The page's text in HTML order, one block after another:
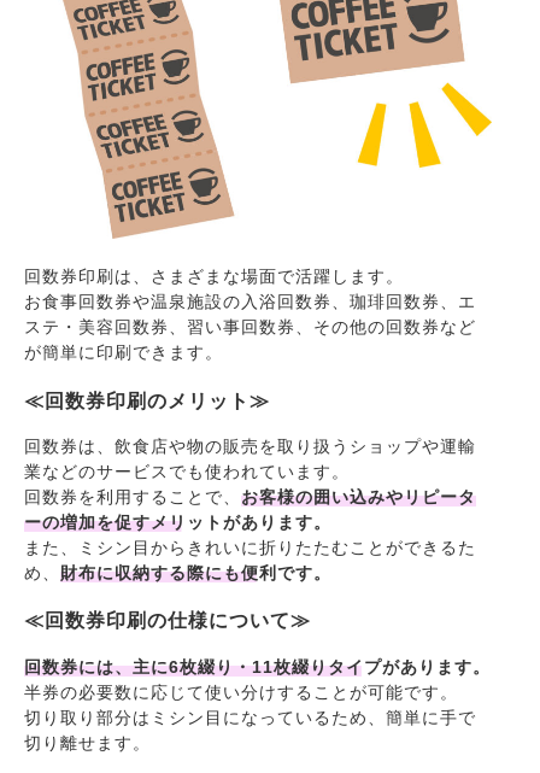
回数券印刷は、さまざまな場面で活躍します。
お食事回数券や温泉施設の入浴回数券、珈琲回数券、エ
ステ・美容回数券、習い事回数券、その他の回数券など
が簡単に印刷できます。
≪回数券印刷のメリット≫
回数券は、飲食店や物の販売を取り扱うショップや運輸
業などのサービスでも使われています。
回数券を利用することで、 お客様の囲い込みやリピータ
ーの増加を促すメリットがあります。
また、ミシン目からきれいに折りたたむことができるた
め、 財布に収納する際にも便利です。
≪回数券印刷の仕様について≫
回数券には、主に6枚綴り・11枚綴りタイプがあります。
半券の必要数に応じて使い分けすることが可能です。
切り取り部分はミシン目になっているため、簡単に手で
切り離せます。